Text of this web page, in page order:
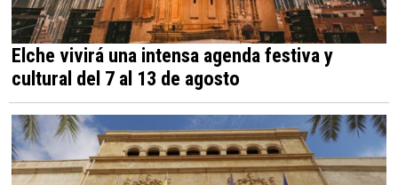
Elche vivirá una intensa agenda festiva y
cultural del 7 al 13 de agosto